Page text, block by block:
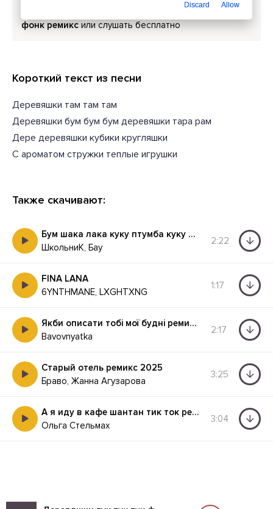
фонк ремиксили слушать бесплатно
Короткий текст из песни
Деревяшки там там там
Деревяшки бум бум бум деревяшки тара рам
Дере деревяшки кубики кругляшки
С ароматом стружки теплые игрушки
Также скачивают:
Бум шака лака куку птумба куку кака
ШкольниК, Бау
2:22
FINA LANA
6YNTHMANE, LXGHTXNG
1:17
Якби описати тобі мої будні ремикс
Bavovnyatka
2:17
Старый отель ремикс 2025
Браво, Жанна Агузарова
3:25
А я иду в кафе шантан тик ток ремикс
Ольга Стельмах
3:04
Discard Allow